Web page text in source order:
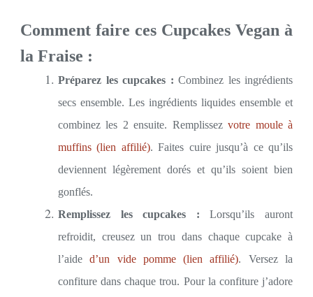
Comment faire ces Cupcakes Vegan à
la Fraise :
Préparez les cupcakes : Combinez les ingrédients
secs ensemble. Les ingrédients liquides ensemble et
combinez les 2 ensuite. Remplissezvotre moule à
muffins (lien affilié). Faites cuire jusqu’à ce qu’ils
deviennent légèrement dorés et qu’ils soient bien
gonflés.
Remplissez les cupcakes :Lorsqu’ils auront
refroidit, creusez un trou dans chaque cupcake à
l’aided’un vide pomme (lien affilié). Versez la
confiture dans chaque trou. Pour la confiture j’adore